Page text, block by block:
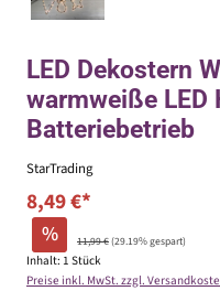
LED Dekostern
warmweiße LED
Batteriebetrieb
StarTrading
8,49 €*
% 11,99 €(29.19% gespart)
Inhalt: 1 Stück
Preise inkl. MwSt. zzgl.